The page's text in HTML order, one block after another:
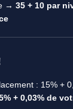
→ 35 + 10 par
: 15% +
+ 0,03% de